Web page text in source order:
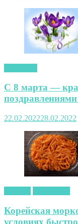
С 8 марта —
22.02.202228.02.2022
Корейская
условиях быстро